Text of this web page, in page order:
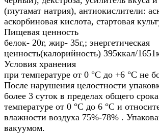
(глутамат натрия), антиокислители:
аскорбиновая кислота, стартовая
Пищевая ценность
белок- 20г, жир- 35г,; энергетическая
ценность(калорийность) 395ккал/
Условия хранения
при температуре от 0 °С до +6 °С не
После нарушения целостности
более 3 суток в пределах общего
температуре от 0 °С до 6 °С и
влажности воздуха 75%-78% .
вакуумом.